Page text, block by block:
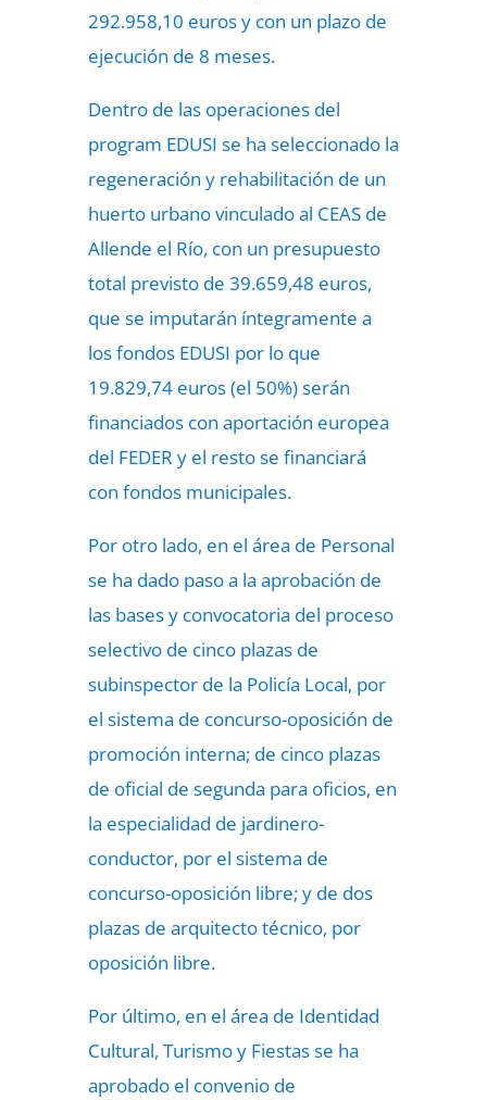
292.958,10 euros y con un plazo de
ejecución de 8 meses.
Dentro de las operaciones del
program EDUSI se ha seleccionado la
regeneración y rehabilitación de un
huerto urbano vinculado al CEAS de
Allende el Río, con un presupuesto
total previsto de 39.659,48 euros,
que se imputarán íntegramente a
los fondos EDUSI por lo que
19.829,74 euros (el 50%) serán
financiados con aportación europea
del FEDER y el resto se financiará
con fondos municipales.
Por otro lado, en el área de Personal
se ha dado paso a la aprobación de
las bases y convocatoria del proceso
selectivo de cinco plazas de
subinspector de la Policía Local, por
el sistema de concurso-oposición de
promoción interna; de cinco plazas
de oficial de segunda para oficios, en
la especialidad de jardinero-
conductor, por el sistema de
concurso-oposición libre; y de dos
plazas de arquitecto técnico, por
oposición libre.
Por último, en el área de Identidad
Cultural, Turismo y Fiestas se ha
aprobado el convenio de